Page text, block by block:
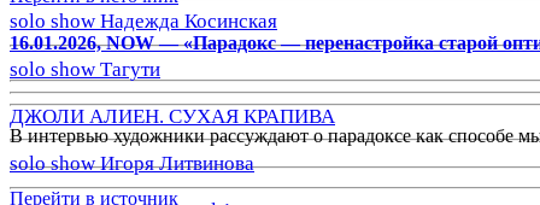
solo show Надежда Косинская
solo show Тагути
ДЖОЛИ АЛИЕН. СУХАЯ КРАПИВА
solo show Игоря Литвинова
16.01.2026, NOW — «Парадокс — перенастройка старой
В интервью художники рассуждают о парадоксе как способе
Перейти в источник